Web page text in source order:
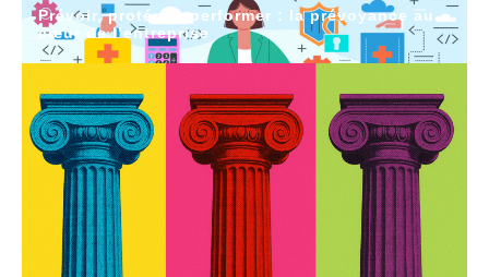
Prévoir, protéger, performer : la prévoyance au
cœur de l’entreprise